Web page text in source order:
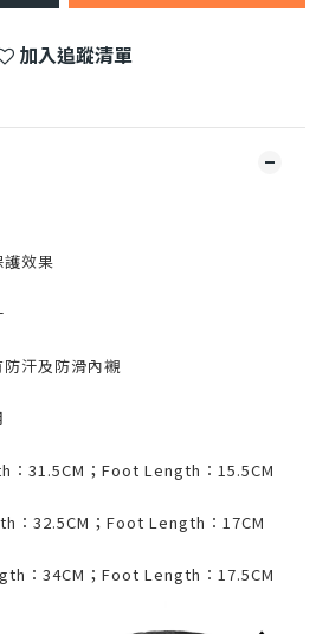
加入追蹤清單
效果
汗及防滑內襯
31.5CM；Foot Length：15.5CM
：32.5CM；Foot Length：17CM
：34CM；Foot Length：17.5CM